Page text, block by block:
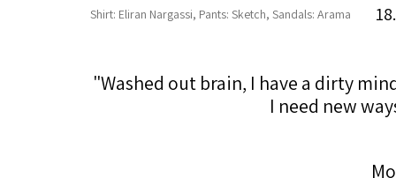
Shirt: Eliran Nargassi, Pants: Sketch, Sandals: Arama
"Washed out brain, I have a dirty
I need new